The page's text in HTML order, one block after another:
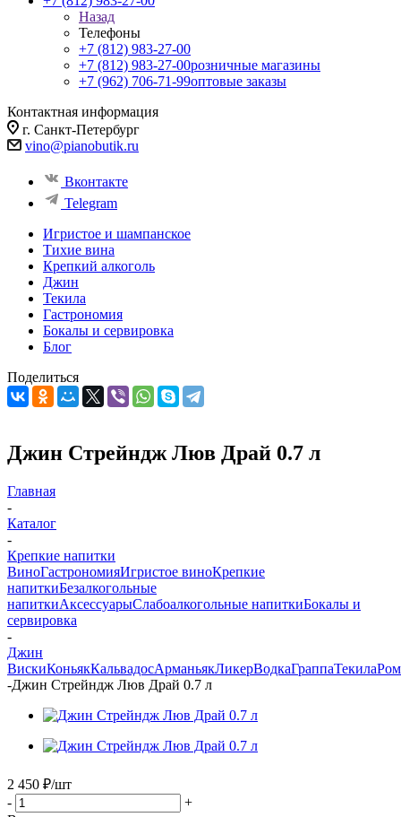
Назад
Телефоны
+7 (812) 983-27-00
+7 (812) 983-27-00розничные магазины
+7 (962) 706-71-99оптовые заказы
Контактная информация
г. Санкт-Петербург
vino@pianobutik.ru
Вконтакте
Telegram
Игристое и шампанское
Тихие вина
Крепкий алкоголь
Джин
Текила
Гастрономия
Бокалы и сервировка
Блог
Поделиться
Джин Стрейндж Люв Драй 0.7 л
Главная
-
Каталог
-
Крепкие напитки
ВиноГастрономияИгристое виноКрепкие
напиткиБезалкогольные
напиткиАксессуарыСлабоалкогольные напиткиБокалы и
сервировка
-
Джин
ВискиКоньякКальвадосАрманьякЛикерВодкаГраппаТекилаРом
-Джин Стрейндж Люв Драй 0.7 л
2 450 ₽/шт
-
+